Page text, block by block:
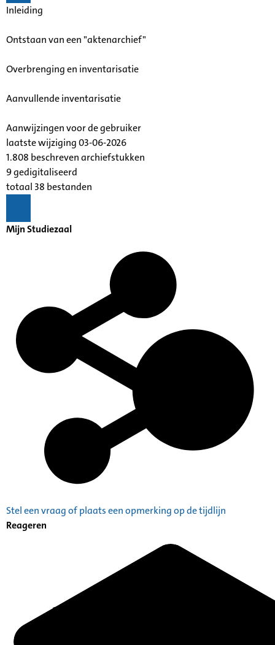
Inleiding
Ontstaan van een "aktenarchief"
Overbrenging en inventarisatie
Aanvullende inventarisatie
Aanwijzingen voor de gebruiker
laatste wijziging 03-06-2026
1.808 beschreven archiefstukken
9 gedigitaliseerd
totaal 38 bestanden
Mijn Studiezaal
Stel een vraag of plaats een opmerking op de tijdlijn
Reageren